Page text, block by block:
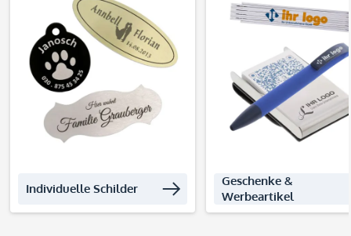
Individuelle Schilder
Produkte entdecken
Geschenke &
Werbeartikel
Produkte